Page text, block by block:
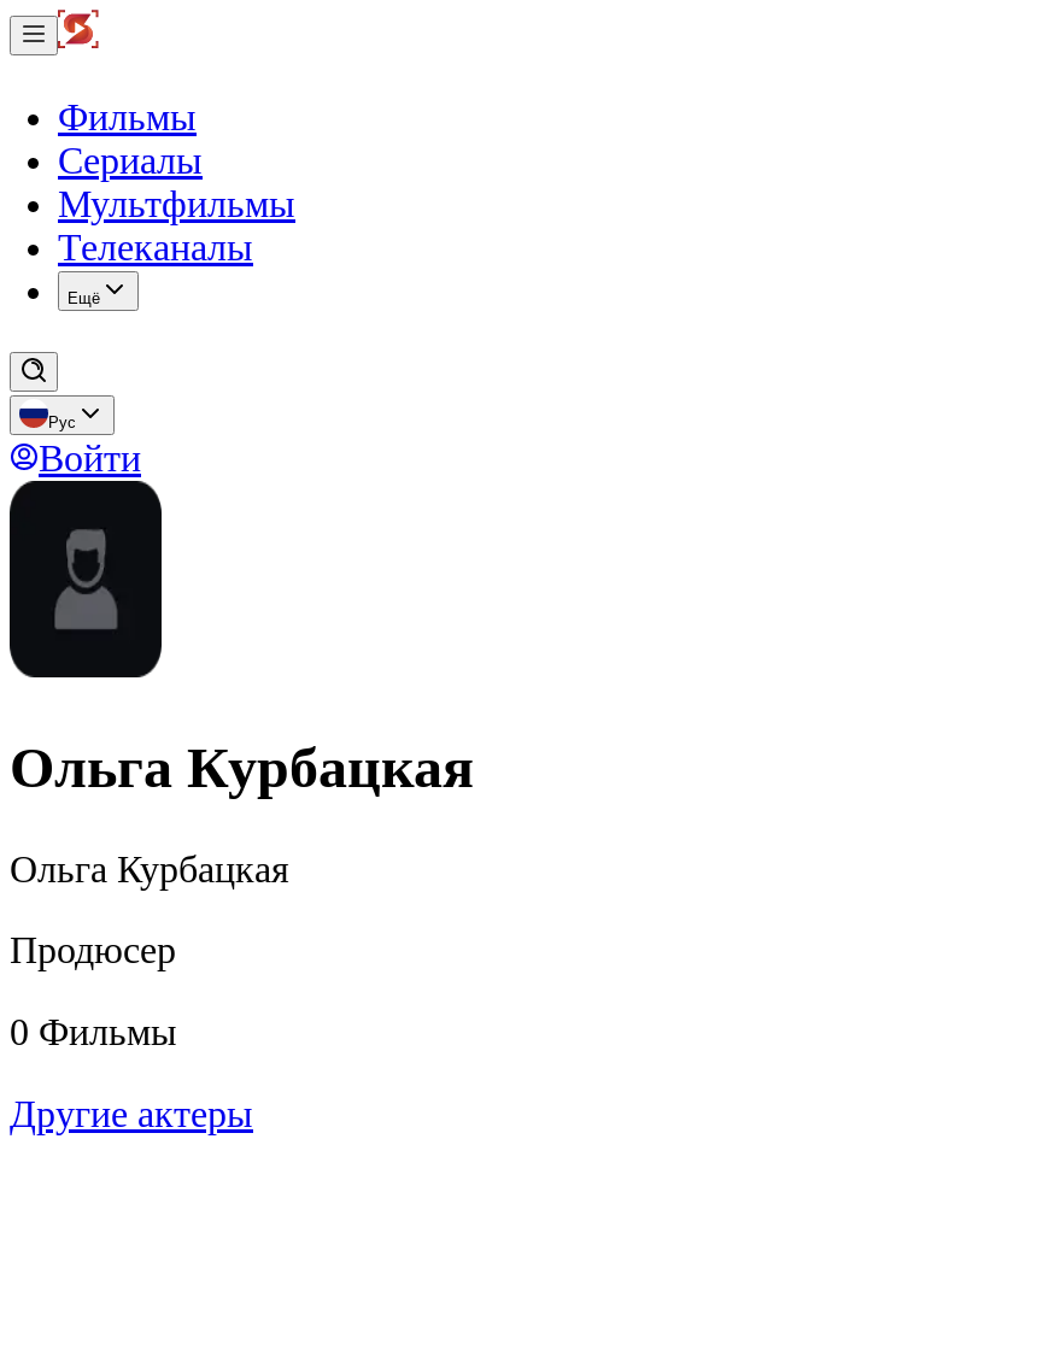
Фильмы
Сериалы
Мультфильмы
Телеканалы
Eщё
Рус
Войти
Ольга Курбацкая
Ольга Курбацкая
Продюсер
0 Фильмы
Другие актеры